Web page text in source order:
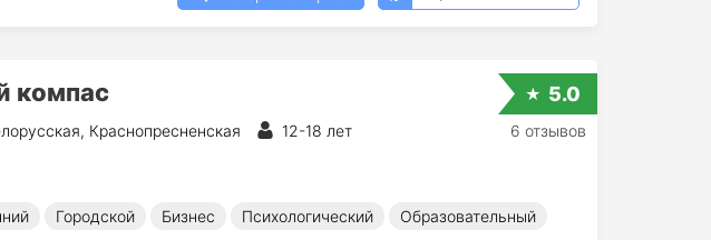
компас
Краснопресненская 12-18 лет
Городской Бизнес Психологический
Образовательный
5.0
6 отзывов